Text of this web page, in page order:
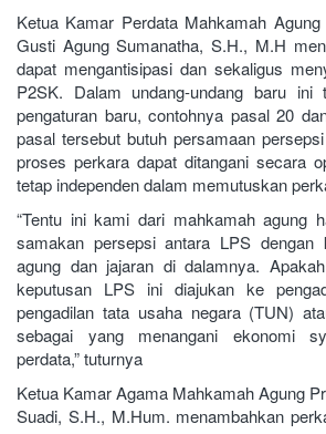
Ketua Kamar Perdata Mahkamah
Gusti Agung Sumanatha, S.H., M.H
dapat mengantisipasi dan sekaligus
P2SK. Dalam undang-undang baru ini
pengaturan baru, contohnya pasal 20
pasal tersebut butuh persamaan
proses perkara dapat ditangani secara
tetap independen dalam memutuskan
“Tentu ini kami dari mahkamah agung
samakan persepsi antara LPS dengan
agung dan jajaran di dalamnya.
keputusan LPS ini diajukan ke
pengadilan tata usaha negara (TUN)
sebagai yang menangani ekonomi
perdata,” tuturnya
Ketua Kamar Agama Mahkamah Agung
Suadi, S.H., M.Hum. menambahkan